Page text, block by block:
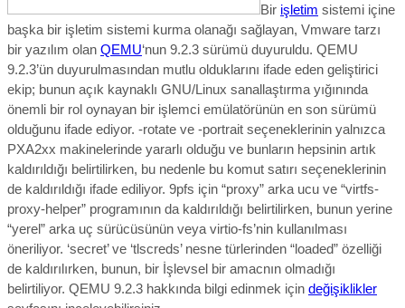
Bir işletim sistemi içine
başka bir işletim sistemi kurma olanağı sağlayan, Vmware tarzı
bir yazılım olan QEMU‘nun 9.2.3 sürümü duyuruldu. QEMU
9.2.3’ün duyurulmasından mutlu olduklarını ifade eden geliştirici
ekip; bunun açık kaynaklı GNU/Linux sanallaştırma yığınında
önemli bir rol oynayan bir işlemci emülatörünün en son sürümü
olduğunu ifade ediyor. -rotate ve -portrait seçeneklerinin yalnızca
PXA2xx makinelerinde yararlı olduğu ve bunların hepsinin artık
kaldırıldığı belirtilirken, bu nedenle bu komut satırı seçeneklerinin
de kaldırıldığı ifade ediliyor. 9pfs için “proxy” arka ucu ve “virtfs-
proxy-helper” programının da kaldırıldığı belirtilirken, bunun yerine
“yerel” arka uç sürücüsünün veya virtio-fs’nin kullanılması
öneriliyor. ‘secret’ ve ‘tlscreds’ nesne türlerinden “loaded” özelliği
de kaldırılırken, bunun, bir İşlevsel bir amacnın olmadığı
belirtiliyor. QEMU 9.2.3 hakkında bilgi edinmek için değişiklikler